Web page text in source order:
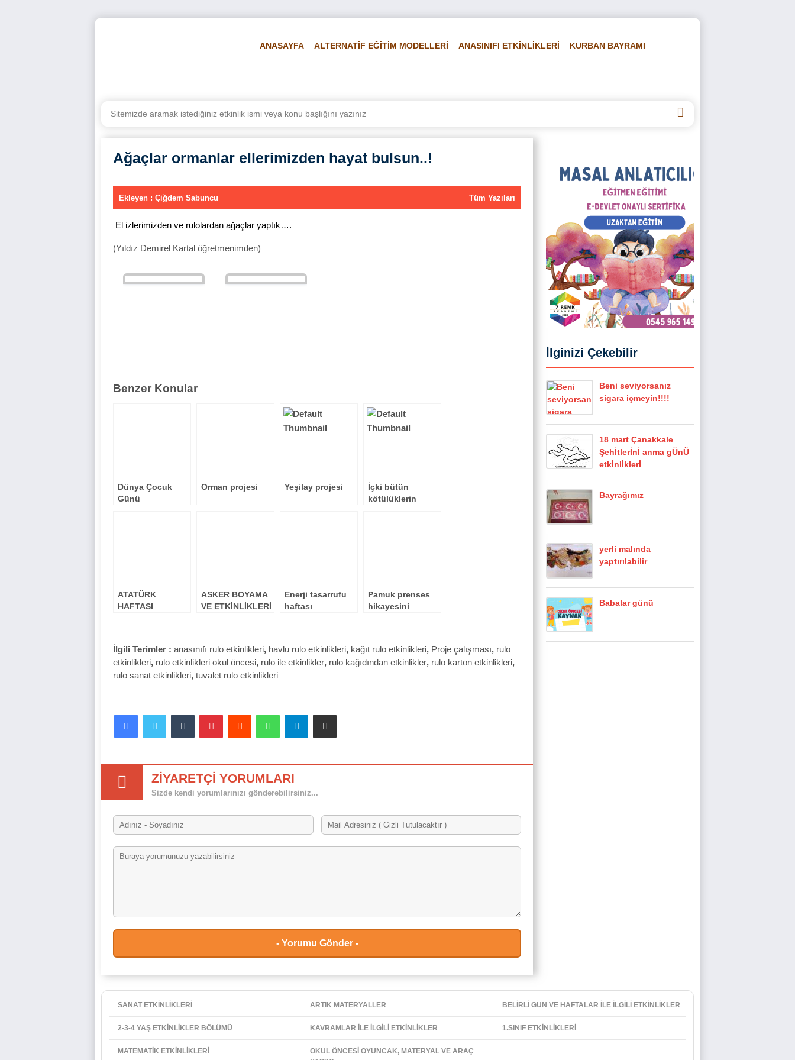
ANASAYFA ALTERNATİF EĞİTİM MODELLERİ ANASINIFI ETKİNLİKLERİ KURBAN BAYRAMI
Ağaçlar ormanlar ellerimizden hayat bulsun..!
Ekleyen : Çiğdem Sabuncu Tüm Yazıları
El izlerimizden ve rulolardan ağaçlar yaptık….
(Yıldız Demirel Kartal öğretmenimden)
Benzer Konular
Dünya Çocuk
Günü
Orman projesi Yeşilay projesi
İçki bütün
kötülüklerin
ATATÜRK
HAFTASI
ASKER BOYAMA
VE ETKİNLİKLERİ
Enerji tasarrufu
haftası
Pamuk prenses
hikayesini
canlandıralım :)
İlgili Terimler : anasınıfı rulo etkinlikleri, havlu rulo etkinlikleri, kağıt rulo etkinlikleri, Proje çalışması, rulo
etkinlikleri, rulo etkinlikleri okul öncesi, rulo ile etkinlikler, rulo kağıdından etkinlikler, rulo karton etkinlikleri,
rulo sanat etkinlikleri, tuvalet rulo etkinlikleri
FacebookTwitter Tumblr Pinterest Reddit WhatsAppTelegram
ZİYARETÇİ YORUMLARI
Sizde kendi yorumlarınızı gönderebilirsiniz...
İlginizi Çekebilir
Beni seviyorsanız
sigara içmeyin!!!!
18 mart Çanakkale
Şehİtlerİnİ anma gÜnÜ
etkİnlİklerİ
Bayrağımız
yerli malında
yaptırılabilir
Babalar günü
SANAT ETKİNLİKLERİ ARTIK MATERYALLER BELİRLİ GÜN VE HAFTALAR İLE İLGİLİ ETKİNLİKLER
2-3-4 YAŞ ETKİNLİKLER BÖLÜMÜ KAVRAMLAR İLE İLGİLİ ETKİNLİKLER 1.SINIF ETKİNLİKLERİ
MATEMATİK ETKİNLİKLERİ
OKUL ÖNCESİ OYUNCAK, MATERYAL VE ARAÇ